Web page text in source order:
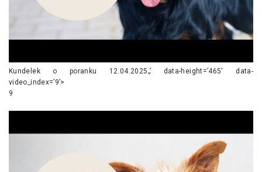
Kundelek o poranku 12.04.2025„’ data-height=’465′ data-
video_index=’9’>
9